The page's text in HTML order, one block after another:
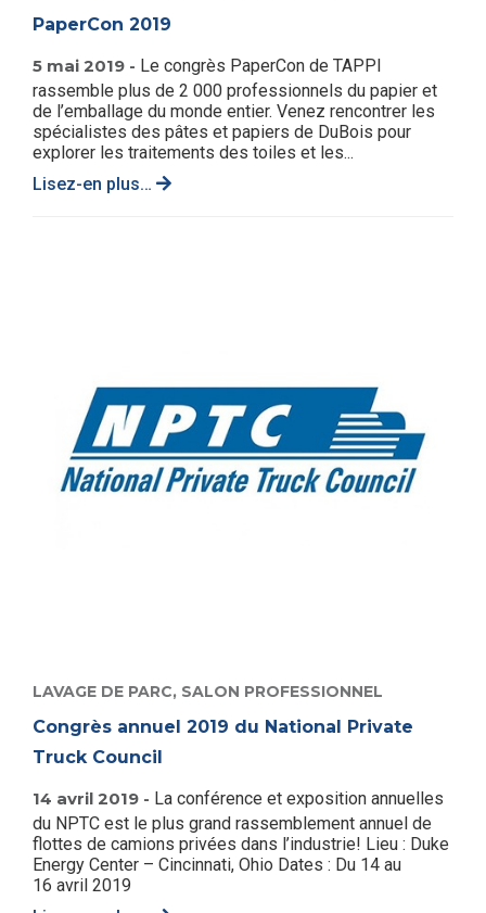
PaperCon 2019
5 mai 2019 - Le congrès PaperCon de TAPPI
rassemble plus de 2 000 professionnels du papier et
de l’emballage du monde entier. Venez rencontrer les
spécialistes des pâtes et papiers de DuBois pour
explorer les traitements des toiles et les...
Lisez-en plus…
LAVAGE DE PARC, SALON PROFESSIONNEL
Congrès annuel 2019 du National Private
Truck Council
14 avril 2019 - La conférence et exposition annuelles
du NPTC est le plus grand rassemblement annuel de
flottes de camions privées dans l’industrie! Lieu : Duke
Energy Center – Cincinnati, Ohio Dates : Du 14 au
16 avril 2019